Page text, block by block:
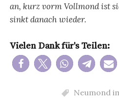
an, kurz vorm Vollmond ist
sinkt danach wieder.
Vielen Dank für's Teilen:
Neumond